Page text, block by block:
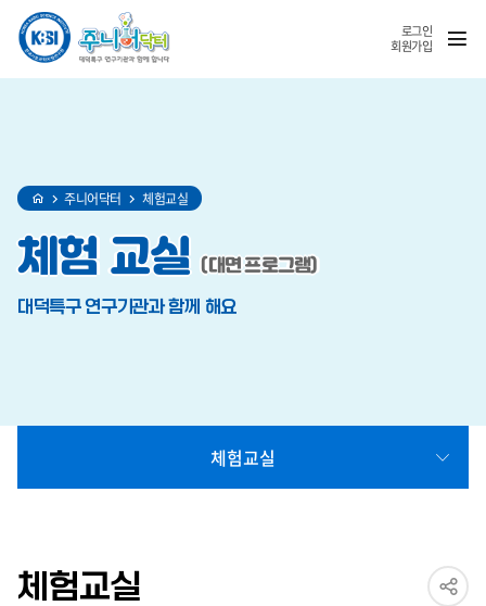
반복영역
건너뛰기
로그인
회원가입
주니어닥터 체험교실
체험교실(대면 프로그램)
대덕특구 연구기관과 함께 해요
체험교실
체험교실
공유